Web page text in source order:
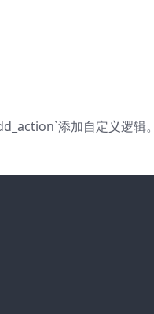
添加自定义逻辑